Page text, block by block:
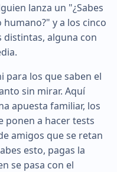
lanza un "¿Sabes
y a los cinco
distintas, alguna con
para los que saben el
sin mirar. Aquí
apuesta familiar, los
ponen a hacer tests
amigos que se retan
esto, pagas la
se pasa con el